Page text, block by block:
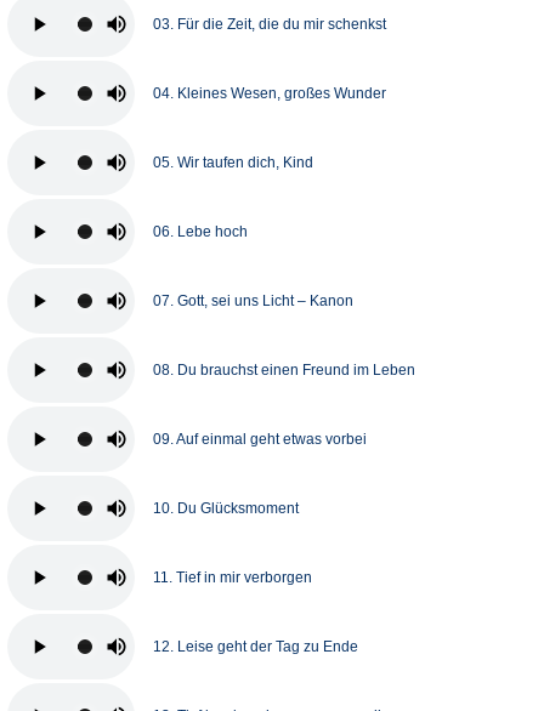
03. Für die Zeit, die du mir schenkst
04. Kleines Wesen, großes Wunder
05. Wir taufen dich, Kind
06. Lebe hoch
07. Gott, sei uns Licht – Kanon
08. Du brauchst einen Freund im Leben
09. Auf einmal geht etwas vorbei
10. Du Glücksmoment
11. Tief in mir verborgen
12. Leise geht der Tag zu Ende